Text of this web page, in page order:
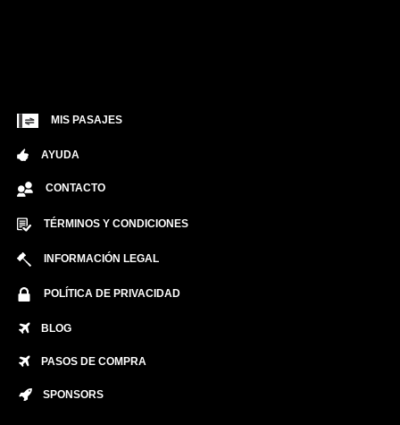
MIS PASAJES
AYUDA
CONTACTO
TÉRMINOS Y CONDICIONES
INFORMACIÓN LEGAL
POLÍTICA DE PRIVACIDAD
BLOG
PASOS DE COMPRA
SPONSORS